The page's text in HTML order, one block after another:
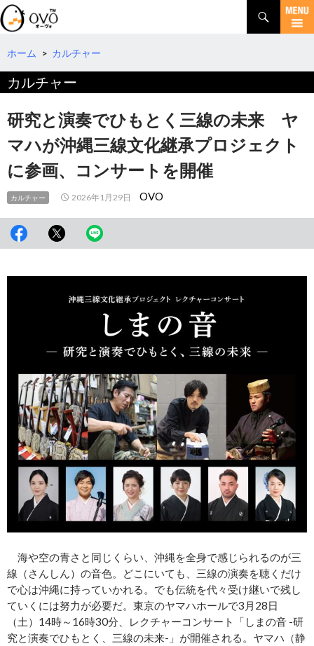
検
索
コ
テ
ツ
へ
移
動
ホーム > カルチャー
カルチャー
研究と演奏でひもとく三線の未来 ヤ
マハが沖縄三線文化継承プロジェクト
に参画、コンサートを開催
カルチャー 2026年1月29日 OVO
海や空の青さと同じくらい、沖縄を全身で感じられるのが三
線（さんしん）の音色。どこにいても、三線の演奏を聴くだけ
で心は沖縄に持っていかれる。でも伝統を代々受け継いで残し
ていくには努力が必要だ。東京のヤマハホールで3月28日
（土）14時～16時30分、レクチャーコンサート「しまの音 -研
究と演奏でひもとく、三線の未来-」が開催される。ヤマハ（静